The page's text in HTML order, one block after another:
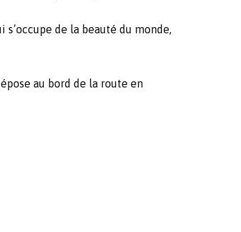
de la beauté du monde,
au bord de la route en